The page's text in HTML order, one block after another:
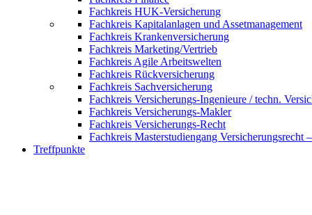
Fachkreis HUK-Versicherung
Fachkreis Kapitalanlagen und Assetmanagement
Fachkreis Krankenversicherung
Fachkreis Marketing/Vertrieb
Fachkreis Agile Arbeitswelten
Fachkreis Rückversicherung
Fachkreis Sachversicherung
Fachkreis Versicherungs-Ingenieure / techn.
Fachkreis Versicherungs-Makler
Fachkreis Versicherungs-Recht
Fachkreis Masterstudiengang Versicherungsrecht
Treffpunkte